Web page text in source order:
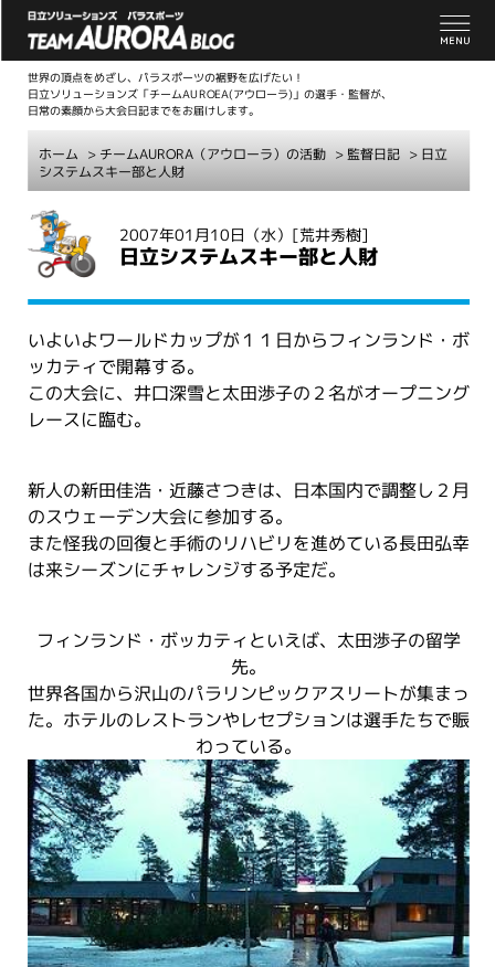
世界の頂点をめざし、パラスポーツの裾野を広げたい！
日立ソリューションズ「チームAUROEA(アウローラ)」の選手・監督が、
日常の素顔から大会日記までをお届けします。
ホーム > チームAURORA（アウローラ）の活動 > 監督日記 > 日立
システムスキー部と人財
2007年01月10日（水） [荒井秀樹]
日立システムスキー部と人財
いよいよワールドカップが１１日からフィンランド・ボ
ッカティで開幕する。
この大会に、井口深雪と太田渉子の２名がオープニング
レースに臨む。
新人の新田佳浩・近藤さつきは、日本国内で調整し２月
のスウェーデン大会に参加する。
また怪我の回復と手術のリハビリを進めている長田弘幸
は来シーズンにチャレンジする予定だ。
フィンランド・ボッカティといえば、太田渉子の留学
先。
世界各国から沢山のパラリンピックアスリートが集まっ
た。ホテルのレストランやレセプションは選手たちで賑
わっている。